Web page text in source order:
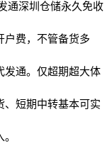
通深圳仓储永久免收
户费，不管备货多
发通。仅超期超大体
、短期中转基本可实